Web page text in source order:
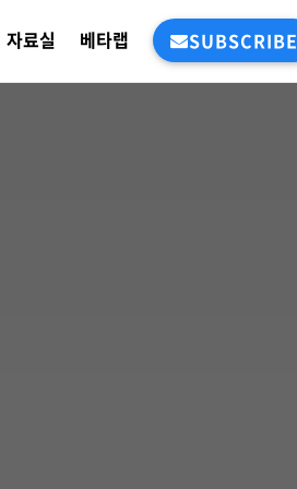
자료실 베타랩 SUBSCRIBE